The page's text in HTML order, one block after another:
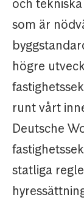
och
som är
högre
runt vårt
Deutsche
statliga